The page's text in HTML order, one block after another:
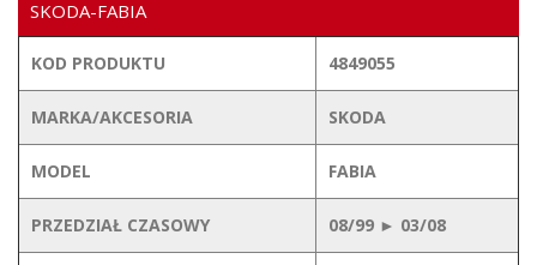
SKODA-FABIA
KOD PRODUKTU 4849055
MARKA/AKCESORIA SKODA
MODEL FABIA
PRZEDZIAŁ CZASOWY 08/99 ► 03/08